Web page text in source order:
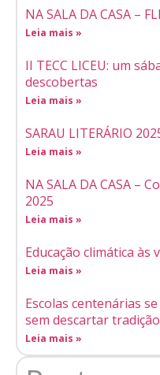
NA SALA DA CASA –
Leia mais »
II TECC LICEU: um
descobertas
Leia mais »
SARAU LITERÁRIO
Leia mais »
NA SALA DA CASA –
2025
Leia mais »
Educação climática às
Leia mais »
Escolas centenárias
sem descartar tradição
Leia mais »